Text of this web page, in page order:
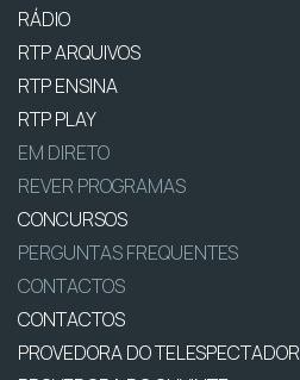
RÁDIO
RTP ARQUIVOS
RTP ENSINA
RTP PLAY
EM DIRETO
REVER PROGRAMAS
CONCURSOS
PERGUNTAS FREQUENTES
CONTACTOS
CONTACTOS
PROVEDORA DO TELESPECTADOR